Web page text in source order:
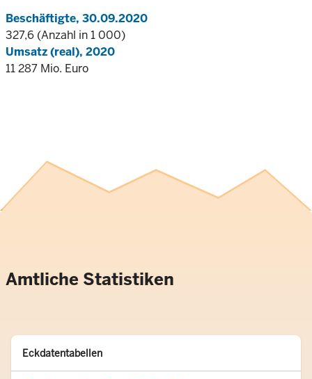
Beschäftigte, 30.09.2020
327,6 (Anzahl in 1 000)
Umsatz (real), 2020
11 287 Mio. Euro
Amtliche Statistiken
Eckdatentabellen
Typ
Merken